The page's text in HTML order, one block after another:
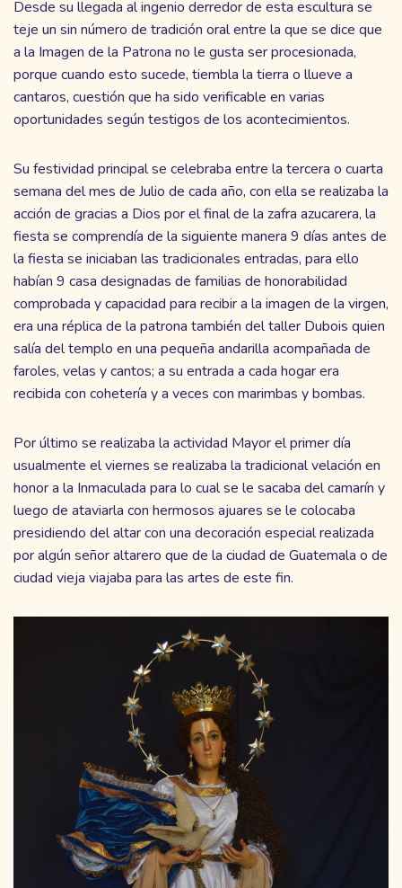
Desde su llegada al ingenio derredor de esta escultura se
teje un sin número de tradición oral entre la que se dice que
a la Imagen de la Patrona no le gusta ser procesionada,
porque cuando esto sucede, tiembla la tierra o llueve a
cantaros, cuestión que ha sido verificable en varias
oportunidades según testigos de los acontecimientos.
Su festividad principal se celebraba entre la tercera o cuarta
semana del mes de Julio de cada año, con ella se realizaba la
acción de gracias a Dios por el final de la zafra azucarera, la
fiesta se comprendía de la siguiente manera 9 días antes de
la fiesta se iniciaban las tradicionales entradas, para ello
habían 9 casa designadas de familias de honorabilidad
comprobada y capacidad para recibir a la imagen de la virgen,
era una réplica de la patrona también del taller Dubois quien
salía del templo en una pequeña andarilla acompañada de
faroles, velas y cantos; a su entrada a cada hogar era
recibida con cohetería y a veces con marimbas y bombas.
Por último se realizaba la actividad Mayor el primer día
usualmente el viernes se realizaba la tradicional velación en
honor a la Inmaculada para lo cual se le sacaba del camarín y
luego de ataviarla con hermosos ajuares se le colocaba
presidiendo del altar con una decoración especial realizada
por algún señor altarero que de la ciudad de Guatemala o de
ciudad vieja viajaba para las artes de este fin.